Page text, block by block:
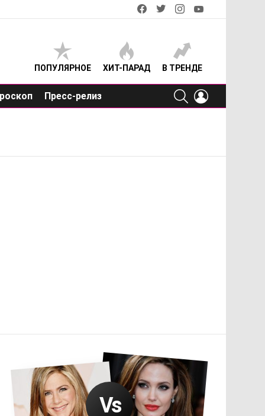
facebooktwitterinstagram
ПОПУЛЯРНОЕ ХИТ-ПАРАД В ТРЕНДЕ
Пресс-релиз
SEARCH